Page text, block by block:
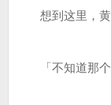
想到这里，黄
「不知道那个